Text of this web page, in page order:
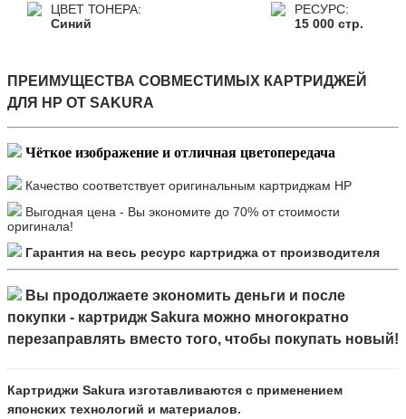
ЦВЕТ ТОНЕРА:
Синий
РЕСУРС:
15 000 стр.
ПРЕИМУЩЕСТВА СОВМЕСТИМЫХ КАРТРИДЖЕЙ
ДЛЯ HP ОТ SAKURA
Чёткое изображение и отличная цветопередача
Качество соответствует оригинальным картриджам HP
Выгодная цена - Вы экономите до 70% от стоимости
оригинала!
Гарантия на весь ресурс картриджа от производителя
Вы продолжаете экономить деньги и после
покупки - картридж Sakura можно многократно
перезаправлять вместо того, чтобы покупать новый!
Картриджи Sakura изготавливаются с применением
японских технологий и материалов.